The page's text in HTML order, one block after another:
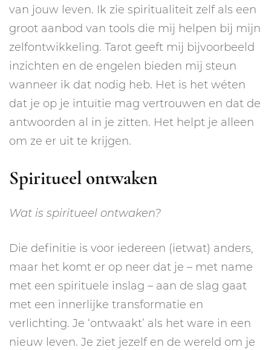
van jouw leven. Ik zie spiritualiteit zelf als een
groot aanbod van tools die mij helpen bij mijn
zelfontwikkeling. Tarot geeft mij bijvoorbeeld
inzichten en de engelen bieden mij steun
wanneer ik dat nodig heb. Het is het wéten
dat je op je intuïtie mag vertrouwen en dat de
antwoorden al in je zitten. Het helpt je alleen
om ze er uit te krijgen.
Spiritueel ontwaken
Wat is spiritueel ontwaken?
Die definitie is voor iedereen (ietwat) anders,
maar het komt er op neer dat je – met name
met een spirituele inslag – aan de slag gaat
met een innerlijke transformatie en
verlichting. Je ‘ontwaakt’ als het ware in een
nieuw leven. Je ziet jezelf en de wereld om je